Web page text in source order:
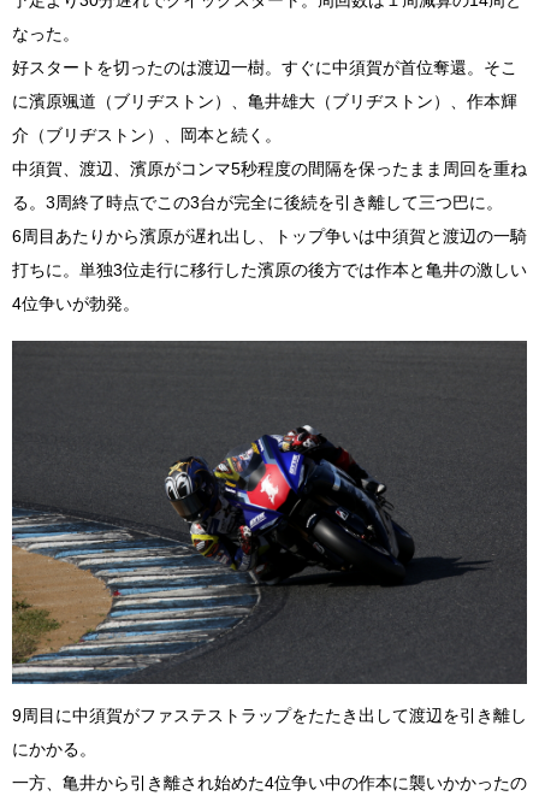
なった。
好スタートを切ったのは渡辺一樹。すぐに中須賀が首位奪還。そこ
に濱原颯道（ブリヂストン）、亀井雄大（ブリヂストン）、作本輝
介（ブリヂストン）、岡本と続く。
中須賀、渡辺、濱原がコンマ5秒程度の間隔を保ったまま周回を重ね
る。3周終了時点でこの3台が完全に後続を引き離して三つ巴に。
6周目あたりから濱原が遅れ出し、トップ争いは中須賀と渡辺の一騎
打ちに。単独3位走行に移行した濱原の後方では作本と亀井の激しい
4位争いが勃発。
9周目に中須賀がファステストラップをたたき出して渡辺を引き離し
にかかる。
一方、亀井から引き離され始めた4位争い中の作本に襲いかかったの